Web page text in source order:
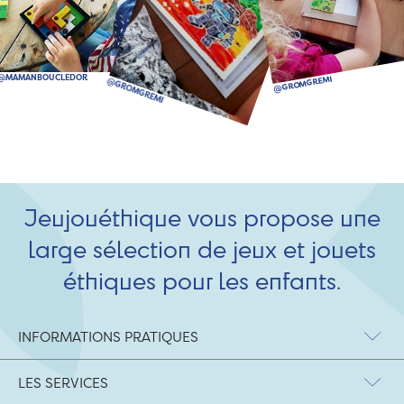
Jeujouéthique vous propose une
large sélection de jeux et jouets
éthiques pour les enfants.
INFORMATIONS PRATIQUES
LES SERVICES